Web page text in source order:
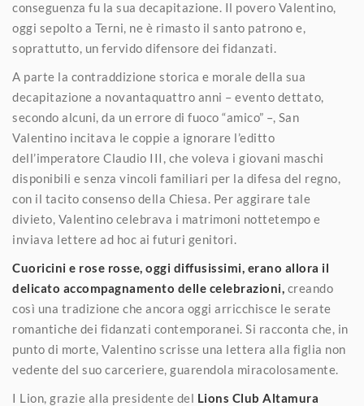
conseguenza fu la sua decapitazione. Il povero Valentino,
oggi sepolto a Terni, ne è rimasto il santo patrono e,
soprattutto, un fervido difensore dei fidanzati.
A parte la contraddizione storica e morale della sua
decapitazione a novantaquattro anni – evento dettato,
secondo alcuni, da un errore di fuoco “amico” –, San
Valentino incitava le coppie a ignorare l’editto
dell’imperatore Claudio III, che voleva i giovani maschi
disponibili e senza vincoli familiari per la difesa del regno,
con il tacito consenso della Chiesa. Per aggirare tale
divieto, Valentino celebrava i matrimoni nottetempo e
inviava lettere ad hoc ai futuri genitori.
Cuoricini e rose rosse, oggi diffusissimi, erano allora il
delicato accompagnamento delle celebrazioni, creando
così una tradizione che ancora oggi arricchisce le serate
romantiche dei fidanzati contemporanei. Si racconta che, in
punto di morte, Valentino scrisse una lettera alla figlia non
vedente del suo carceriere, guarendola miracolosamente.
I Lion, grazie alla presidente del Lions Club Altamura